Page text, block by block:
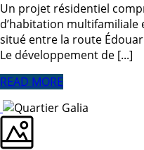
Un projet résidentiel
d’habitation multifamiliale
situé entre la route
Le développement de [...]
READ MORE